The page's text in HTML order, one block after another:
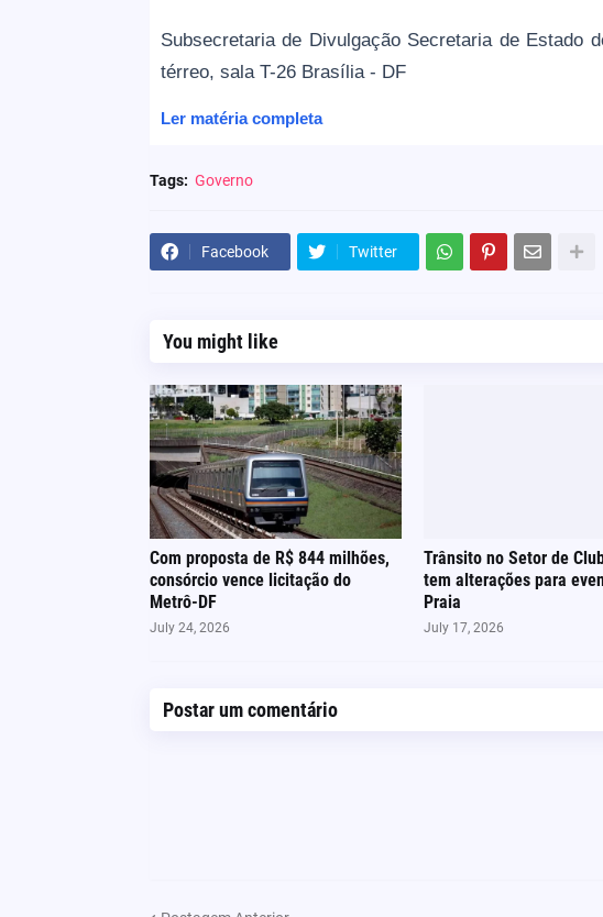
Subsecretaria de Divulgação Secretaria de Estado
térreo, sala T-26 Brasília - DF
Ler matéria completa
Tags: Governo
Facebook Twitter
You might like
Com proposta de R$ 844 milhões,
consórcio vence licitação do
Metrô-DF
July 24, 2026
Trânsito no Setor de
tem alterações para
Praia
July 17, 2026
Postar um comentário